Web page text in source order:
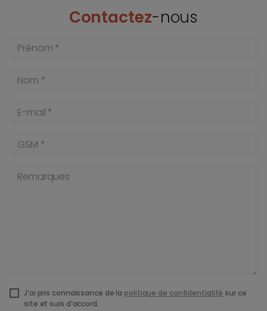
Contactez-nous
Prénom *
Nom *
E-mail *
GSM *
Remarques
J’ai pris connaissance de la politique de confidentialité sur ce
site et suis d’accord.